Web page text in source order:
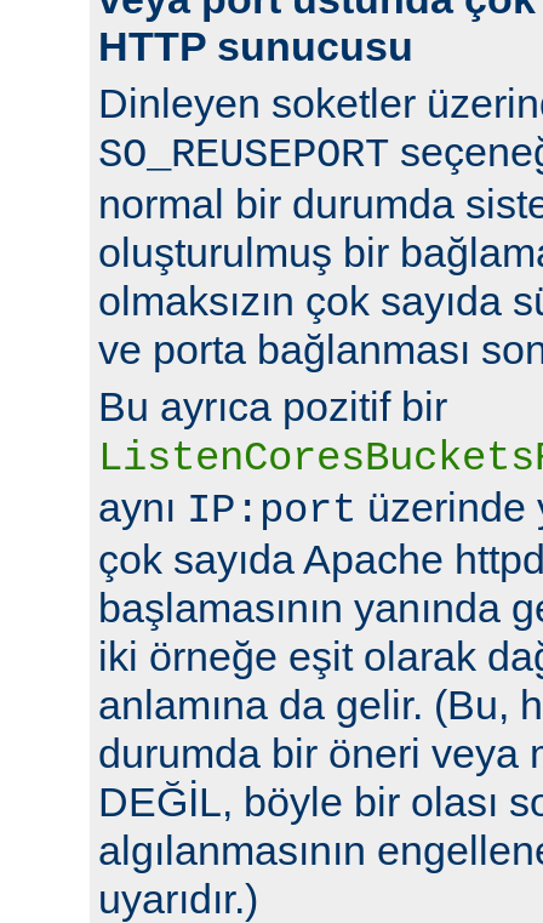
HTTP sunucusu
Dinleyen soketler
SO_REUSEPORT
normal bir durumda
oluşturulmuş bir
olmaksızın çok sayıda
ve porta bağlanması
Bu ayrıca pozitif bir
aynı IP:port üzerinde
çok sayıda Apache
başlamasının yanında
iki örneğe eşit olarak
anlamına da gelir. (Bu,
durumda bir öneri veya
DEĞİL, böyle bir olası
algılanmasının
uyarıdır.)